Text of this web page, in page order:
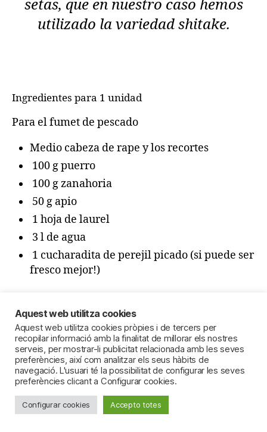
setas, que en nuestro caso hemos
utilizado la variedad shitake.
Ingredientes para 1 unidad
Para el fumet de pescado
Medio cabeza de rape y los recortes
100 g puerro
100 g zanahoria
50 g apio
1 hoja de laurel
3 l de agua
1 cucharadita de perejil picado (si puede ser
fresco mejor!)
1 cebolla mediana
medio rape a rodajas (unos 10 cortes)
300 g de garbanzos ya cocidos Inderach
500 g de setas (nosotros hemos utilizado
shitake)
1 cucharada de harina
Aquest web utilitza cookies
Aquest web utilitza cookies pròpies i de tercers per
recopilar informació amb la finalitat de millorar els nostres
serveis, per mostrar-li publicitat relacionada amb les seves
preferències, així com analitzar els seus hàbits de
navegació. L'usuari té la possibilitat de configurar les seves
preferències clicant a Configurar cookies.
Configurar cookies Accepto totes